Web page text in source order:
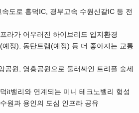
속도로 흥덕 IC, 경부고속 수원신갈IC 등 전
라가 어우러진 하이브리드 입지환경
(예정), 동탄트램(예정) 등 더 좋아지는 교통
공원 , 영흥공원으로 둘러싸인 트리플 숲세
it밸리와 연계되는 미니 테크노밸리 형성
원과 용인의 도심 인프라 공유